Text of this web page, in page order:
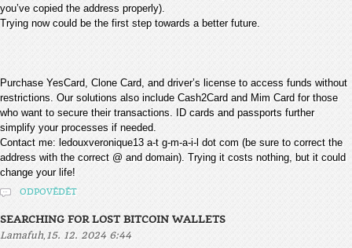
you’ve copied the address properly).
Trying now could be the first step towards a better future.
Purchase YesCard, Clone Card, and driver’s license to access funds without
restrictions. Our solutions also include Cash2Card and Mim Card for those
who want to secure their transactions. ID cards and passports further
simplify your processes if needed.
Contact me: ledouxveronique13 a-t g-m-a-i-l dot com (be sure to correct the
address with the correct @ and domain). Trying it costs nothing, but it could
change your life!
ODPOVĚDĚT
SEARCHING FOR LOST BITCOIN WALLETS
Lamafuh, 15. 12. 2024 6:44